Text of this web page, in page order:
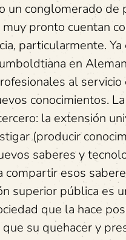
un conglomerado de
muy pronto cuentan
particularmente.
en
al
conocimientos.
la extensión
(producir
saberes y
esos
superior pública es
que la hace
su quehacer y